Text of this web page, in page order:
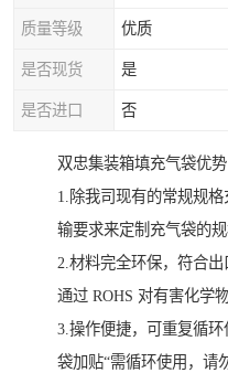
质量等级 优质
是否现货 是
是否进口 否
双忠集装箱填充气袋优势
1.除我司现有的常规规
输要求来定制充气袋的规
2.材料完全环保，符合
通过 ROHS 对有害化学
3.操作便捷，可重复循
袋加贴“需循环使用，请